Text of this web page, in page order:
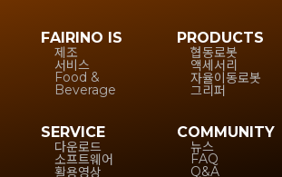
FAIRINO IS
제조
서비스
Food &
Beverage
PRODUCTS
협동로봇
액세서리
자율이동로봇
그리퍼
SERVICE
다운로드
소프트웨어
활용영상
COMMUNITY
뉴스
FAQ
Q&A